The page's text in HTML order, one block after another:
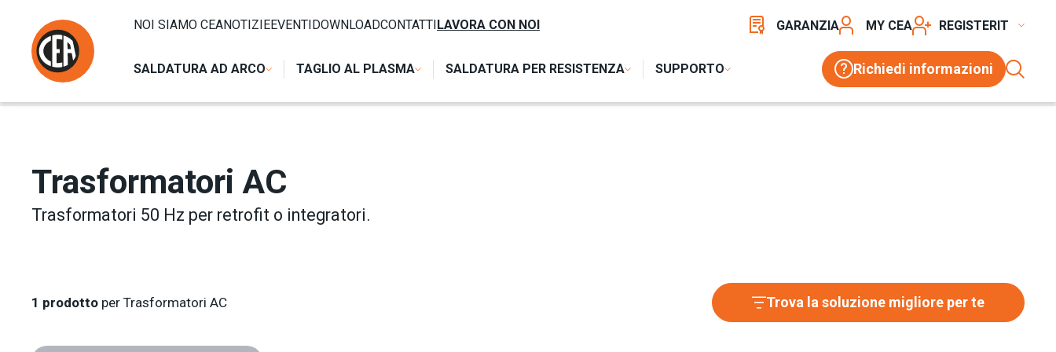
SALDATURA AD ARCO TAGLIO AL PLASMA SALDATURA PER RESISTENZA SUPPORTO Richiedi informazioni
NOI SIAMO CEANOTIZIEEVENTIDOWNLOADCONTATTILAVORA CON NOI GARANZIA MY CEA REGISTER
Trasformatori AC
Trasformatori 50 Hz per retrofit o integratori.
1 prodotto per Trasformatori AC Trova la soluzione migliore per te